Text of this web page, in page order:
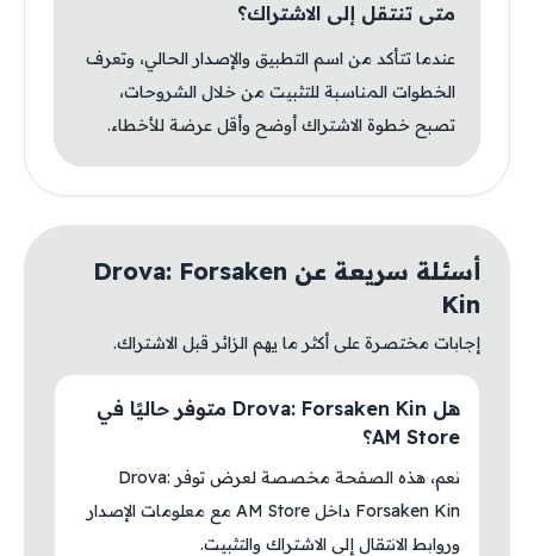
متى تنتقل إلى الاشتراك؟
عندما تتأكد من اسم التطبيق والإصدار الحالي، وتعرف
الخطوات المناسبة للتثبيت من خلال الشروحات،
تصبح خطوة الاشتراك أوضح وأقل عرضة للأخطاء.
أسئلة سريعة عن Drova: Forsaken
Kin
إجابات مختصرة على أكثر ما يهم الزائر قبل الاشتراك.
هل Drova: Forsaken Kin متوفر حاليًا في
AM Store؟
نعم، هذه الصفحة مخصصة لعرض توفر Drova:
Forsaken Kin داخل AM Store مع معلومات الإصدار
وروابط الانتقال إلى الاشتراك والتثبيت.